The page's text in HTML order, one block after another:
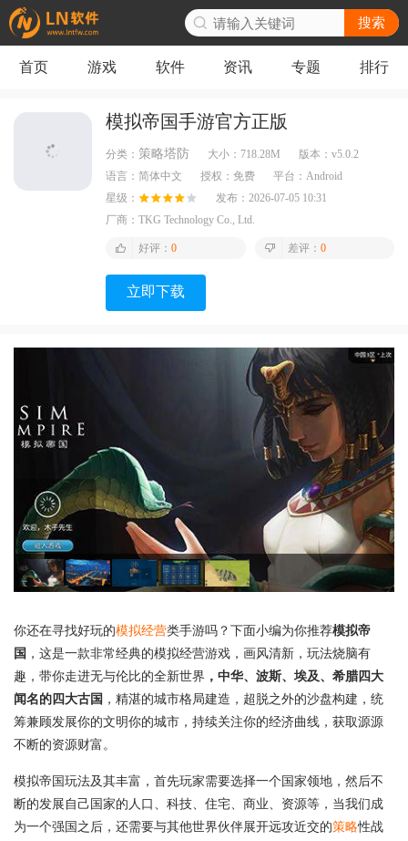
搜索
首页 游戏 软件 资讯 专题 排行
模拟帝国手游官方正版
分类： 策略塔防 大小： 718.28M 版本： v5.0.2
语言： 简体中文 授权： 免费 平台： Android
星级：
发布： 2026-07-05 10:31
厂商： TKG Technology Co., Ltd.
好评： 0 差评： 0
立即下载
你还在寻找好玩的模拟经营类手游吗？下面小编为你推荐模拟帝
国 ，这是一款非常经典的模拟经营游戏，画风清新，玩法烧脑有
趣，带你走进无与伦比的全新世界 ，中华、波斯、埃及、希腊四大
闻名的四大古国 ，精湛的城市格局建造，超脱之外的沙盘构建，统
筹兼顾发展你的文明你的城市，持续关注你的经济曲线，获取源源
不断的资源财富。
模拟帝国玩法及其丰富，首先玩家需要选择一个国家领地，然后不
断的发展自己国家的人口、科技、住宅、商业、资源等，当我们成
为一个强国之后，还需要与其他世界伙伴展开远攻近交的策略性战